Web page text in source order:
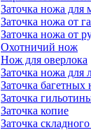
Заточка ножа для
Заточка ножа от
Заточка ножа от
Охотничий нож
Нож для оверлока
Заточка ножа для
Заточка багетных
Заточка
Заточка копие
Заточка